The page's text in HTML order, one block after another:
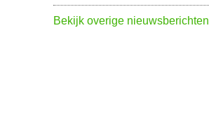
Bekijk overige nieuwsberichten